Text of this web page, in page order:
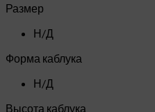
Размер
Н/Д
Форма каблука
Н/Д
Высота каблука